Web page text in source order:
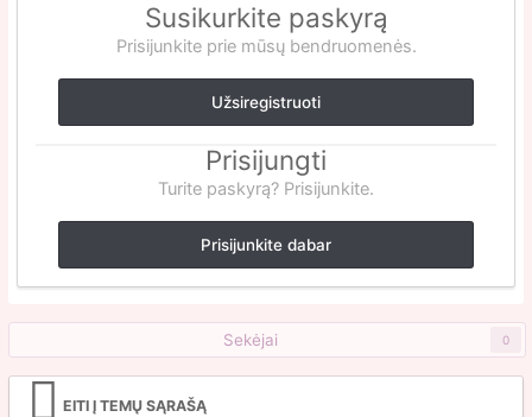
Susikurkite paskyrą
Prisijunkite prie mūsų bendruomenės.
Užsiregistruoti
Prisijungti
Turite paskyrą? Prisijunkite.
Prisijunkite dabar
Sekėjai 0
EITI Į TEMŲ SĄRAŠĄ